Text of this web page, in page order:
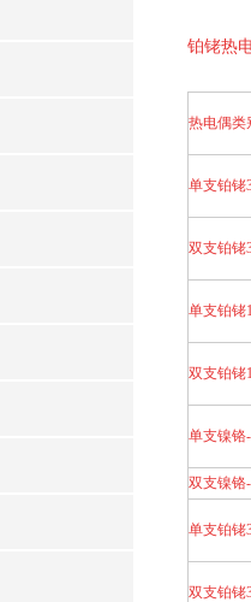
铂铑热
热电偶类
单支铂铑
双支铂铑
单支铂铑
双支铂铑
单支镍铬
双支镍铬
单支铂铑
双支铂铑